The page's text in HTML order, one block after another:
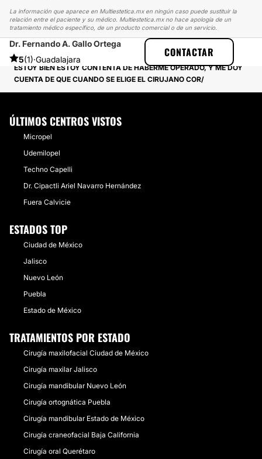
La información que aparece en Multiestetica.mx en ningún caso puede sustituir la
relación entre el paciente y su médico. Multiestetica.mx no hace apología de un
tratamiento médico específico, de un producto comercial o de un servicio.
Dr. Fernando A. Gallo Ortega
5(1)·Guadalajara
CONTACTAR
MULTIESTETICA
EXPERIENCIAS
EXPERIENCIAS SOBRE CIRUGÍA MAXILOFACIAL
ESTOY BIEN ESTOY CONTENTA DE HABERME OPERADO, Y ME DOY
CUENTA DE QUE CUANDO SE ELIGE EL CIRUJANO COR
ÚLTIMOS CENTROS VISTOS
Micropel
Udemilopel
Techno Capelli
Dr. Cipactli Ariel Navarro Hernández
Fuera Calvicie
ESTADOS TOP
Ciudad de México
Jalisco
Nuevo León
Puebla
Estado de México
TRATAMIENTOS POR ESTADO
Cirugía maxilofacial Ciudad de México
Cirugía maxilar Jalisco
Cirugía mandibular Nuevo León
Cirugía ortognática Puebla
Cirugía mandibular Estado de México
Cirugía craneofacial Baja California
Cirugía oral Querétaro